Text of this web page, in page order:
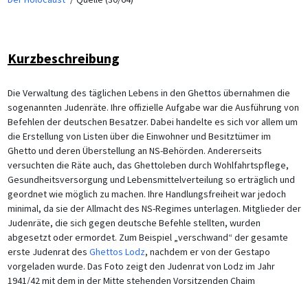
Kurzbeschreibung
Die Verwaltung des täglichen Lebens in den Ghettos übernahmen die
sogenannten Judenräte. Ihre offizielle Aufgabe war die Ausführung von
Befehlen der deutschen Besatzer. Dabei handelte es sich vor allem um
die Erstellung von Listen über die Einwohner und Besitztümer im
Ghetto und deren Überstellung an NS-Behörden. Andererseits
versuchten die Räte auch, das Ghettoleben durch Wohlfahrtspflege,
Gesundheitsversorgung und Lebensmittelverteilung so erträglich und
geordnet wie möglich zu machen. Ihre Handlungsfreiheit war jedoch
minimal, da sie der Allmacht des NS-Regimes unterlagen. Mitglieder der
Judenräte, die sich gegen deutsche Befehle stellten, wurden
abgesetzt oder ermordet. Zum Beispiel „verschwand“ der gesamte
erste Judenrat des Ghettos Lodz, nachdem er von der Gestapo
vorgeladen wurde. Das Foto zeigt den Judenrat von Lodz im Jahr
1941/42 mit dem in der Mitte stehenden Vorsitzenden Chaim